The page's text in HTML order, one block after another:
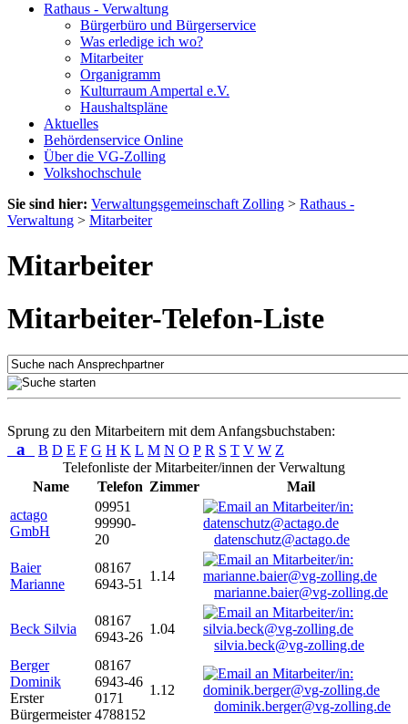
Rathaus - Verwaltung
Bürgerbüro und Bürgerservice
Was erledige ich wo?
Mitarbeiter
Organigramm
Kulturraum Ampertal e.V.
Haushaltspläne
Aktuelles
Behördenservice Online
Über die VG-Zolling
Volkshochschule
Sie sind hier: Verwaltungsgemeinschaft Zolling > Rathaus -
Verwaltung > Mitarbeiter
Mitarbeiter
Mitarbeiter-Telefon-Liste
Sprung zu den Mitarbeitern mit dem Anfangsbuchstaben:
a B D E F G H K L M N O P R S T V W Z
Telefonliste der Mitarbeiter/innen der Verwaltung
Name
Telefon Zimmer
Mail
actago
GmbH
09951
99990-
20
datenschutz@actago.de
Baier
Marianne
08167
6943-51
1.14
marianne.baier@vg-zolling.de
Beck Silvia
08167
6943-26
1.04
silvia.beck@vg-zolling.de
Berger
Dominik
Erster
Bürgermeister
08167
6943-46
0171
4788152
1.12
dominik.berger@vg-zolling.de